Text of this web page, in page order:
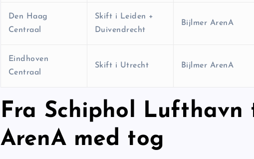
Den Haag
Centraal
Skift i Leiden +
Duivendrecht
Bijlmer ArenA
Eindhoven
Centraal
Skift i Utrecht Bijlmer ArenA
Fra Schiphol
ArenA med tog